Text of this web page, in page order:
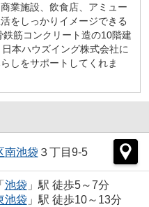
業施設、飲食店、アミュー
をしっかりイメージできる
筋コンクリート造の10階建
本ハウズイング株式会社に
しをサポートしてくれま
南池袋 ３丁目9-5
「 池袋 」駅 徒歩5～7分
池袋 」駅 徒歩10～13分